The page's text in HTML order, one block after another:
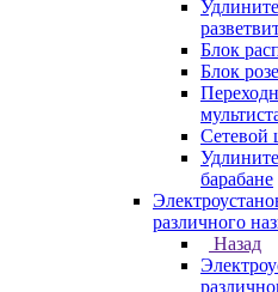
Блок
Блок
Сетевой
барабане
различного
Назад